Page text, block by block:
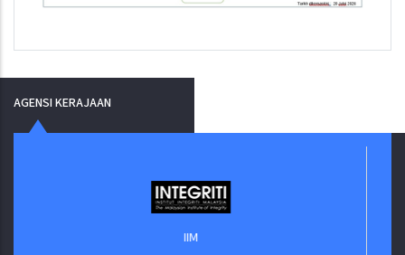
AGENSI KERAJAAN